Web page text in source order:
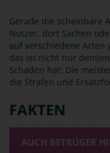
Gerade die scheinbare
Nutzer, dort Sachen
auf verschiedene Arten
das ist nicht nur
Schaden hat: Die
die Strafen und
FAKTEN
AUCH BETRÜGER